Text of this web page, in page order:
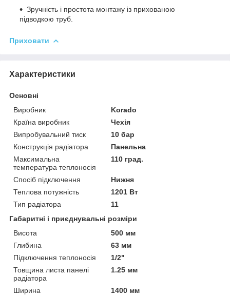
Зручність і простота монтажу із прихованою
підводкою труб.
Приховати
Характеристики
Основні
Виробник
Korado
Країна виробник
Чехія
Випробувальний тиск
10 бар
Конструкція радіатора
Панельна
Максимальна
температура теплоносія
110 град.
Спосіб підключення
Нижня
Теплова потужність
1201 Вт
Тип радіатора
11
Габаритні і приєднувальні розміри
Висота
500 мм
Глибина
63 мм
Підключення теплоносія
1/2"
Товщина листа панелі
радіатора
1.25 мм
Ширина 1400 мм